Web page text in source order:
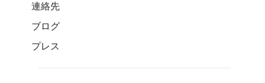
連絡先
ブログ
プレス